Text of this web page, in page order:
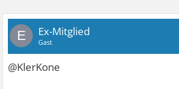
E Ex-Mitglied
Gast
@KlerKone